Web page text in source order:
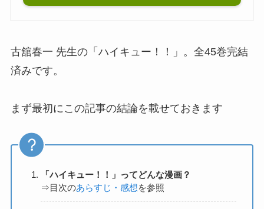
古舘春一 先生の「ハイキュー！！」。全45巻完結
済みです。
まず最初にこの記事の結論を載せておきます
「ハイキュー！！」ってどんな漫画？
⇒目次のあらすじ・感想を参照